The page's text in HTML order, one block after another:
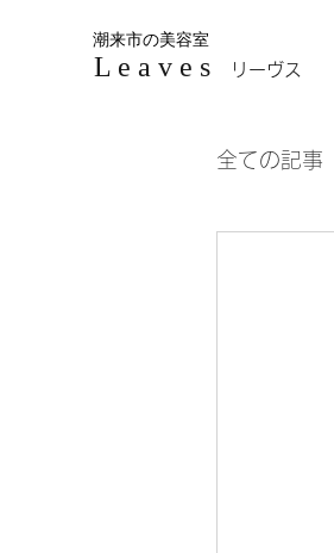
潮来市の美容室
L e a v e s リーヴス
全ての記事